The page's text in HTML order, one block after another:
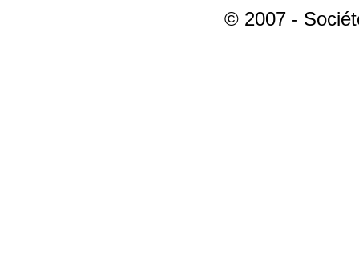
© 2007 -